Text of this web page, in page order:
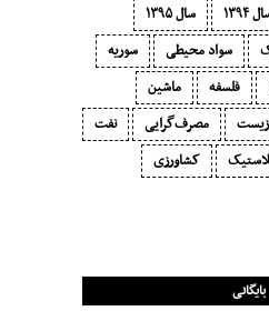
۱۳۹۴
سال ۱۳۹۵
سواد محیطی
سوریه
فلسفه
ماشین
مصرف‌گرایی‬
نفت
کشاورزی
بایگانی